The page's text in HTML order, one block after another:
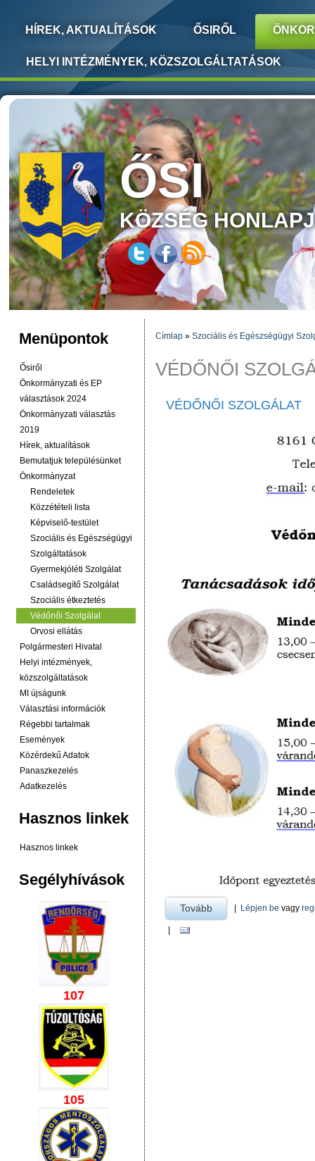
HÍREK, AKTUALÍTÁSOK ŐSIRŐL
HELYI INTÉZMÉNYEK, KÖZSZOLGÁLTATÁSOK
ŐSI
KÖZSÉG
Menüpontok
Ősiről
Önkormányzati és EP
választások 2024
Önkormányzati választás
2019
Hírek, aktualítások
Bemutatjuk településünket
Önkormányzat
Rendeletek
Közzétételi lista
Képviselő-testület
Szociális és Egészségügyi
Szolgáltatások
Gyermekjóléti Szolgálat
Családsegítő Szolgálat
Szociális étkeztetés
Védőnői Szolgálat
Orvosi ellátás
Polgármesteri Hivatal
Helyi intézmények,
közszolgáltatások
MI újságunk
Választási információk
Régebbi tartalmak
Események
Közérdekű Adatok
Panaszkezelés
Adatkezelés
Hasznos linkek
Hasznos linkek
Segélyhívások
107
105
JELENLEGI HELY
Címlap » Szociális és Egészségügyi
VÉDŐNŐI
VÉDŐNŐI SZOLGÁLAT
Tovább a Védőnői Szolgálat -
| Lépjen be vagy
|